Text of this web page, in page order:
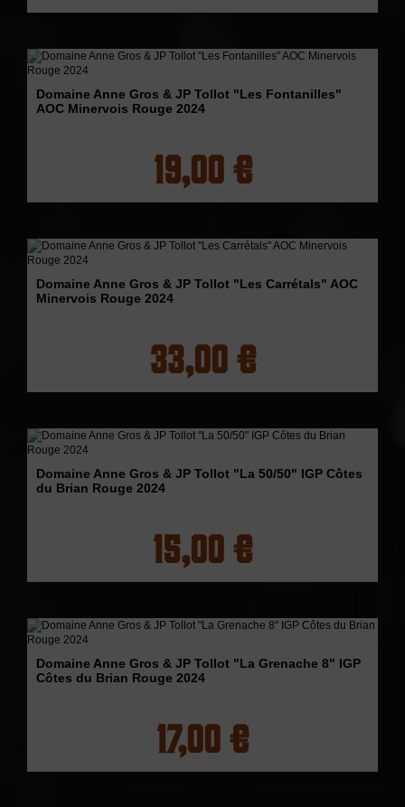
Domaine Anne Gros & JP Tollot "Les Fontanilles"
AOC Minervois Rouge 2024
19,00 €
Domaine Anne Gros & JP Tollot "Les Carrétals" AOC
Minervois Rouge 2024
33,00 €
Domaine Anne Gros & JP Tollot "La 50/50" IGP Côtes
du Brian Rouge 2024
15,00 €
Domaine Anne Gros & JP Tollot "La Grenache 8" IGP
Côtes du Brian Rouge 2024
17,00 €